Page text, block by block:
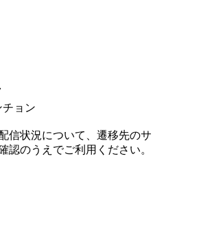
チョン
信状況について、遷移先のサ
認のうえでご利用ください。